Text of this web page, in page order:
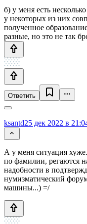
б) у меня есть
у некоторых из них
полученное
разные, но это не так
Ответить
ksantd25 дек 2022 в
А у меня ситуация
по фамилии, регаются
надобности в
нумизматический
машины...) =/